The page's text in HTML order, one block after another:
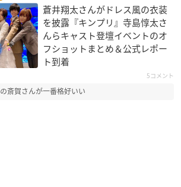
蒼井翔太さんがドレス風の衣装
を披露『キンプリ』寺島惇太さ
んらキャスト登壇イベントのオ
フショットまとめ＆公式レポー
ト到着
5コメント
斎賀さんが一番格好いい